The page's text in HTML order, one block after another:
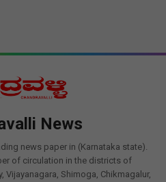
News
news paper in (Karnataka state).
of circulation in the districts of
Vijayanagara, Shimoga, Chikmagalur,